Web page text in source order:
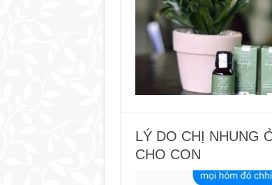
LÝ DO CHỊ NHUNG
CHO CON